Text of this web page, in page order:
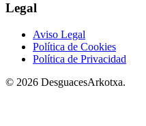
Legal
Aviso Legal
Política de Cookies
Política de Privacidad
© 2026 DesguacesArkotxa.